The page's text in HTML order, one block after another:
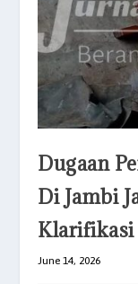
Dugaan
Di Jambi
Klarifikasi
June 14, 2026